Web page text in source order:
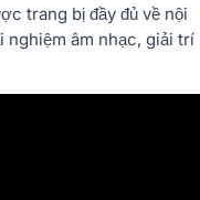
trang bị đầy đủ về nội
nghiệm âm nhạc, giải trí